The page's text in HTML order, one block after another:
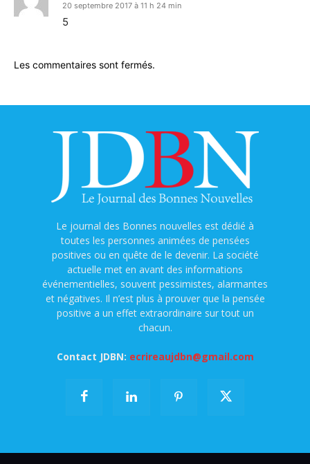
20 septembre 2017 à 11 h 24 min
5
Les commentaires sont fermés.
Le journal des Bonnes nouvelles est dédié à
toutes les personnes animées de pensées
positives ou en quête de le devenir. La société
actuelle met en avant des informations
événementielles, souvent pessimistes, alarmantes
et négatives. Il n’est plus à prouver que la pensée
positive a un effet extraordinaire sur tout un
chacun.
Contact JDBN: ecrireaujdbn@gmail.com